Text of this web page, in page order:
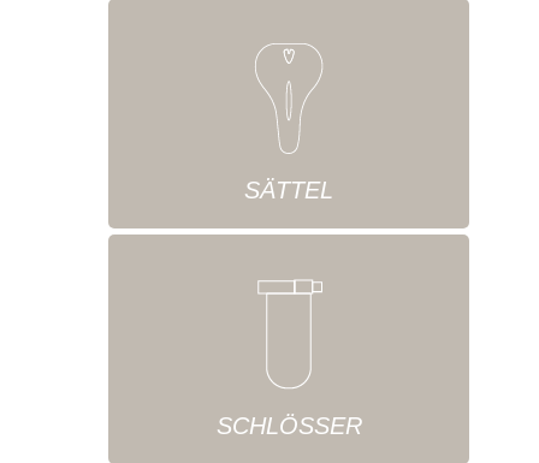
SÄTTEL
SCHLÖSSER